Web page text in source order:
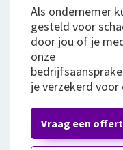
Zakelijke
Bekijk alle zakelijke
Voor je personeel
Als ondernemer
gesteld voor
door jou of je
onze
je verzekerd voor
Vraag een